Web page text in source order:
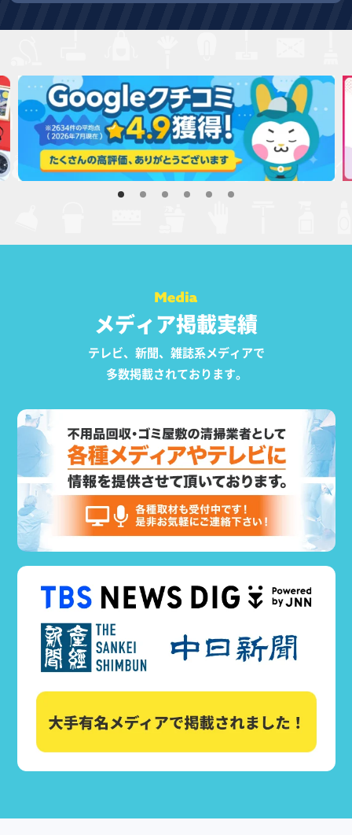
メディア掲載実績
テレビ、新聞、雑誌系メディアで
多数掲載されております。